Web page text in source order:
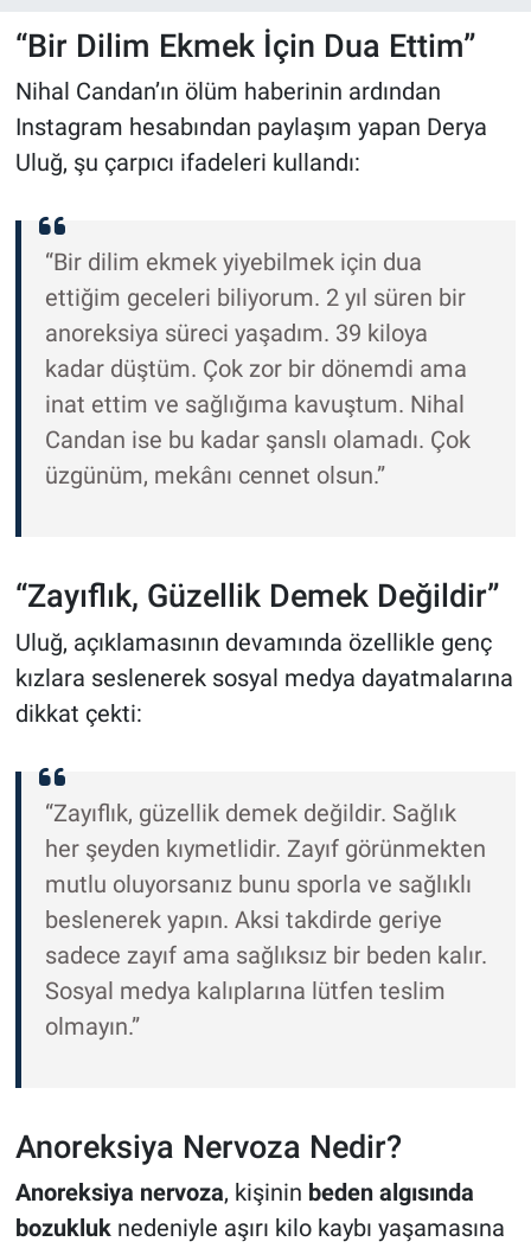
“Bir Dilim Ekmek İçin Dua Ettim”
Nihal Candan’ın ölüm haberinin ardından
Instagram hesabından paylaşım yapan Derya
Uluğ, şu çarpıcı ifadeleri kullandı:
“Bir dilim ekmek yiyebilmek için dua
ettiğim geceleri biliyorum. 2 yıl süren bir
anoreksiya süreci yaşadım. 39 kiloya
kadar düştüm. Çok zor bir dönemdi ama
inat ettim ve sağlığıma kavuştum. Nihal
Candan ise bu kadar şanslı olamadı. Çok
üzgünüm, mekânı cennet olsun.”
“Zayıflık, Güzellik Demek Değildir”
Uluğ, açıklamasının devamında özellikle genç
kızlara seslenerek sosyal medya dayatmalarına
dikkat çekti:
“Zayıflık, güzellik demek değildir. Sağlık
her şeyden kıymetlidir. Zayıf görünmekten
mutlu oluyorsanız bunu sporla ve sağlıklı
beslenerek yapın. Aksi takdirde geriye
sadece zayıf ama sağlıksız bir beden kalır.
Sosyal medya kalıplarına lütfen teslim
olmayın.”
Anoreksiya Nervoza Nedir?
Anoreksiya nervoza, kişinin beden algısında
bozukluknedeniyle aşırı kilo kaybı yaşamasına